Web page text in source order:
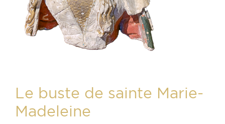
Le buste de sainte Marie-
Madeleine